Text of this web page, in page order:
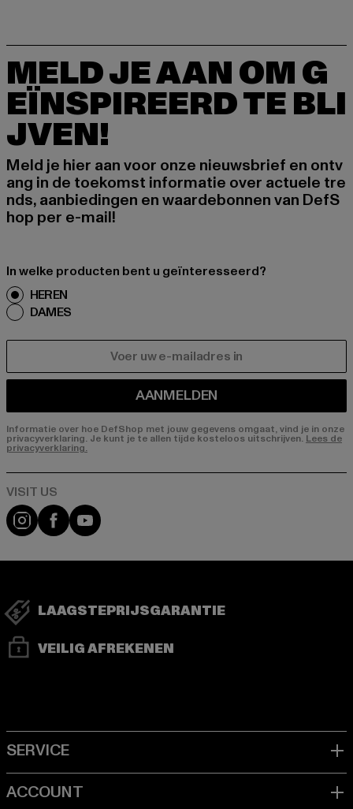
MELD JE AAN OM G
EÏNSPIREERD TE BLI
JVEN!
Meld je hier aan voor onze nieuwsbrief en ontv
ang in de toekomst informatie over actuele tre
nds, aanbiedingen en waardebonnen van DefS
hop per e-mail!
In welke producten bent u geïnteresseerd?
HEREN
DAMES
AANMELDEN
Informatie over hoe DefShop met jouw gegevens omgaat, vind je in onze
privacyverklaring. Je kunt je te allen tijde kosteloos uitschrijven. Lees de
privacyverklaring.
Visit our Instagram page:
Visit our Facebook page:
Visit our YouTube channel:
LAAGSTEPRIJSGARANTIE
VEILIG AFREKENEN